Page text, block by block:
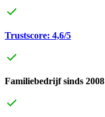
Trustscore: 4,6/5
Familiebedrijf sinds 2008